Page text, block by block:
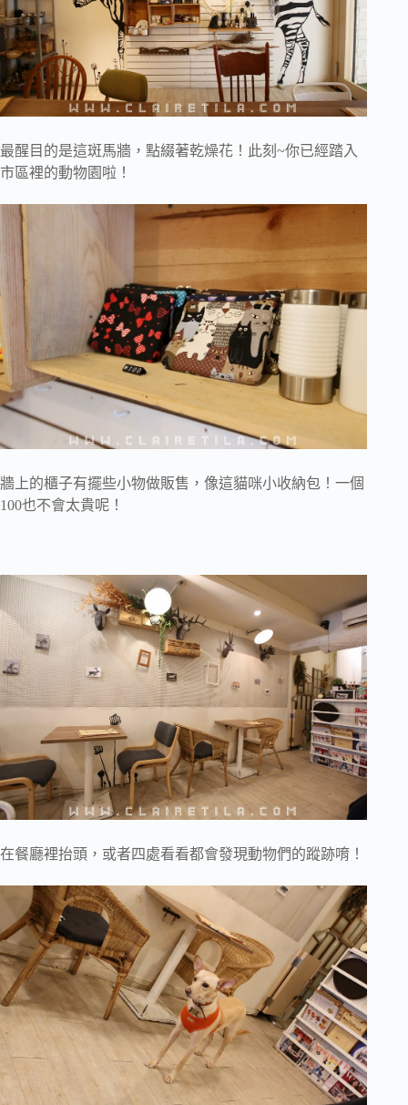
最醒目的是這斑馬牆，點綴著乾燥花！此刻~你已經踏入
市區裡的動物園啦！
牆上的櫃子有擺些小物做販售，像這貓咪小收納包！一個
100也不會太貴呢！
在餐廳裡抬頭，或者四處看看都會發現動物們的蹤跡唷！